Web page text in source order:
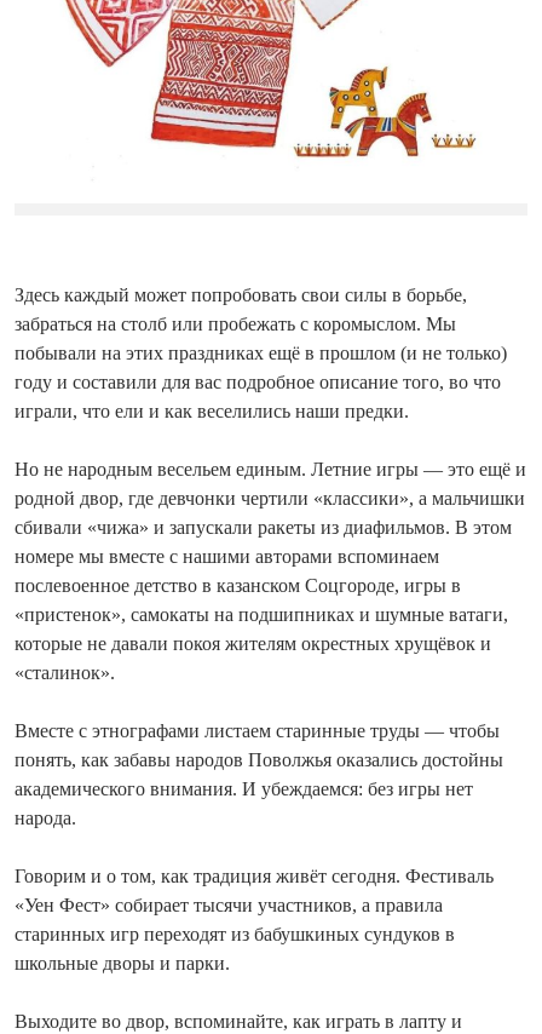
Здесь каждый может попробовать свои силы в борьбе,
забраться на столб или пробежать с коромыслом. Мы
побывали на этих праздниках ещё в прошлом (и не только)
году и составили для вас подробное описание того, во что
играли, что ели и как веселились наши предки.
Но не народным весельем единым. Летние игры — это ещё и
родной двор, где девчонки чертили «классики», а мальчишки
сбивали «чижа» и запускали ракеты из диафильмов. В этом
номере мы вместе с нашими авторами вспоминаем
послевоенное детство в казанском Соцгороде, игры в
«пристенок», самокаты на подшипниках и шумные ватаги,
которые не давали покоя жителям окрестных хрущёвок и
«сталинок».
Вместе с этнографами листаем старинные труды — чтобы
понять, как забавы народов Поволжья оказались достойны
академического внимания. И убеждаемся: без игры нет
народа.
Говорим и о том, как традиция живёт сегодня. Фестиваль
«Уен Фест» собирает тысячи участников, а правила
старинных игр переходят из бабушкиных сундуков в
школьные дворы и парки.
Выходите во двор, вспоминайте, как играть в лапту и